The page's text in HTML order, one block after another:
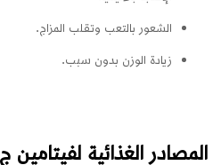
الشعور بالتعب وتقلب المزاج.
زيادة الوزن بدون سبب.
المصادر الغذائية لفيتامين ج